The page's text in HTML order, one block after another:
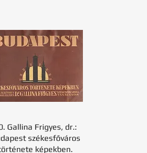
Gallina Frigyes, dr.:
székesfőváros
képekben.